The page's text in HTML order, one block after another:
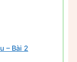
– Bài 2